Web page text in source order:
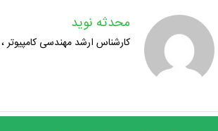
محدثه نوید
کارشناس ارشد مهندسی